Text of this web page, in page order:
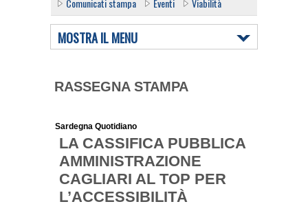
Comunicati stampa Eventi Viabilità
MOSTRA IL MENU
RASSEGNA STAMPA
Sardegna Quotidiano
LA CASSIFICA PUBBLICA
AMMINISTRAZIONE
CAGLIARI AL TOP PER
L’ACCESSIBILITÀ